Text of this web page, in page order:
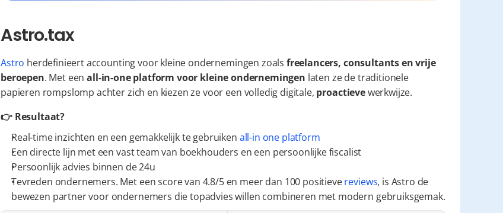
Astro.tax
Astro herdefinieert accounting voor kleine ondernemingen zoals freelancers, consultants en vrije
beroepen. Met een all-in-one platform voor kleine ondernemingen laten ze de traditionele
papieren rompslomp achter zich en kiezen ze voor een volledig digitale, proactieve werkwijze.
👉 Resultaat?
Real-time inzichten en een gemakkelijk te gebruiken all-in one platform
Een directe lijn met een vast team van boekhouders en een persoonlijke fiscalist
Persoonlijk advies binnen de 24u
Tevreden ondernemers. Met een score van 4.8/5 en meer dan 100 positieve reviews, is Astro de
bewezen partner voor ondernemers die topadvies willen combineren met modern gebruiksgemak.